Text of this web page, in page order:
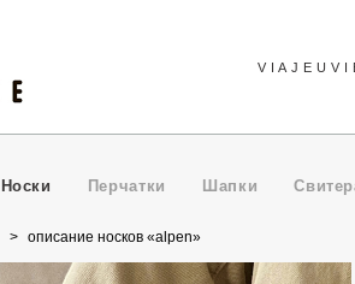
Носки Перчатки Шапки
> oписание носков «alpen»